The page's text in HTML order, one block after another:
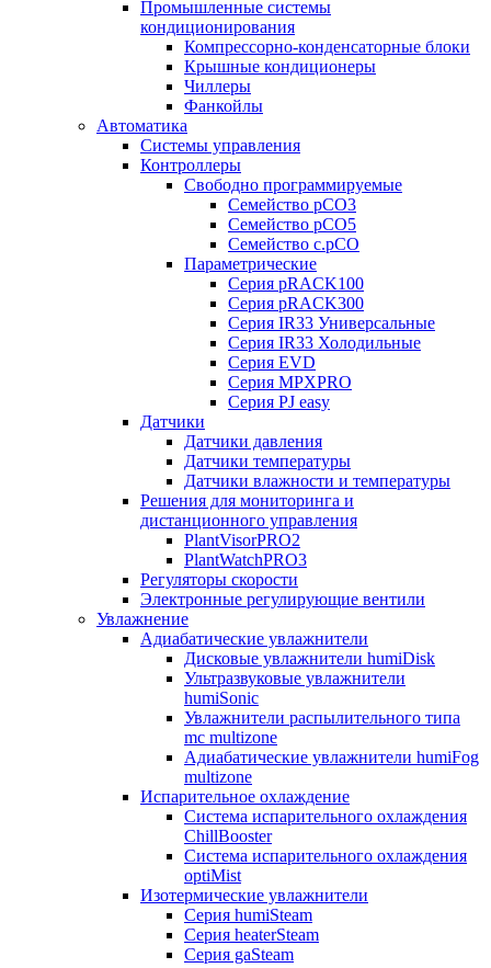
Промышленные системы
кондиционирования
Компрессорно-конденсаторные блоки
Крышные кондиционеры
Чиллеры
Фанкойлы
Автоматика
Системы управления
Контроллеры
Свободно программируемые
Семейство pCO3
Семейство pCO5
Семейство c.pCO
Параметрические
Серия pRACK100
Серия pRACK300
Серия IR33 Универсальные
Серия IR33 Холодильные
Серия EVD
Серия MPXPRO
Серия PJ easy
Датчики
Датчики давления
Датчики температуры
Датчики влажности и температуры
Решения для мониторинга и
дистанционного управления
PlantVisorPRO2
PlantWatchPRO3
Регуляторы скорости
Электронные регулирующие вентили
Увлажнение
Адиабатические увлажнители
Дисковые увлажнители humiDisk
Ультразвуковые увлажнители
humiSonic
Увлажнители распылительного типа
mc multizone
Адиабатические увлажнители humiFog
multizone
Испарительное охлаждение
Система испарительного охлаждения
ChillBooster
Система испарительного охлаждения
optiMist
Изотермические увлажнители
Серия humiSteam
Серия heaterSteam
Серия gaSteam